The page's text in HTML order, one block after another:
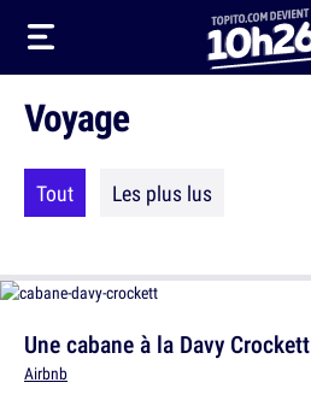
Voyage
Tout Les plus lus
Une cabane à la Davy Crockett
Airbnb